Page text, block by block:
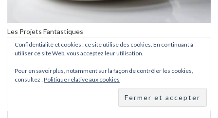
Les Projets Fantastiques
ABONNEZ-VOUS À LA NEWSLETTER
Confidentialité et cookies : ce site utilise des cookies. En continuant à
utiliser ce site Web, vous acceptez leur utilisation.
Pour en savoir plus, notamment sur la façon de contrôler les cookies,
consultez :Politique relative aux cookies